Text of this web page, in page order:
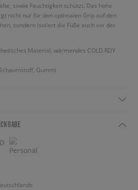
sowie Feuchtigkeit schützt. Das hohe
nicht nur für den optimalen Grip auf den
sondern isoliert die Füße auch vor der
Material, wärmendes COLD.RDY
Gummi